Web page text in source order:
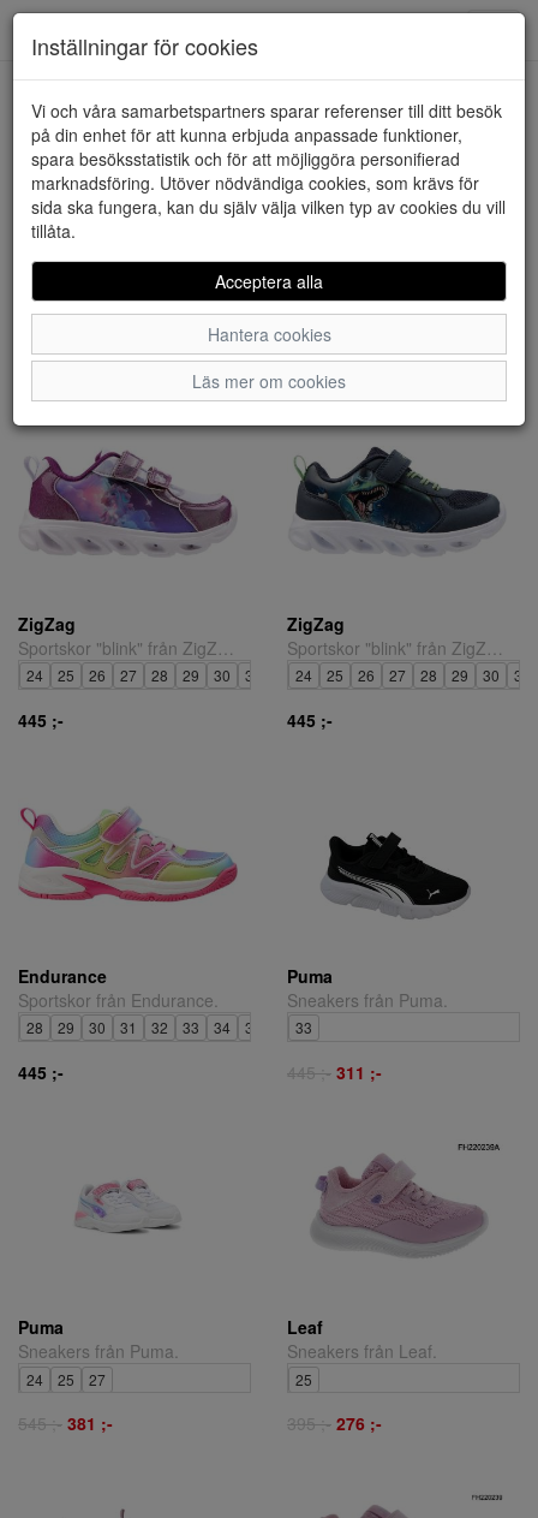
Barn -
Sneakers/Sportskor (61
artiklar)
Sortera efter:
ZigZag
24 25 26 27 28 29 30 31
445 ;-
ZigZag
24 25 26 27 28 29 30 31
445 ;-
Endurance
Sportskor från Endurance.
28 29 30 31 32 33 34 35
445 ;-
Puma
Sneakers från Puma.
33
445 ;- 311 ;-
Puma
Sneakers från Puma.
24 25 27
545 ;- 381 ;-
Leaf
Sneakers från Leaf.
25
395 ;- 276 ;-
Inställningar för cookies
Vi och våra samarbetspartners sparar referenser till ditt besök
på din enhet för att kunna erbjuda anpassade funktioner,
spara besöksstatistik och för att möjliggöra personifierad
marknadsföring. Utöver nödvändiga cookies, som krävs för
sida ska fungera, kan du själv välja vilken typ av cookies du vill
tillåta.
Acceptera alla
Hantera cookies
Läs mer om cookies